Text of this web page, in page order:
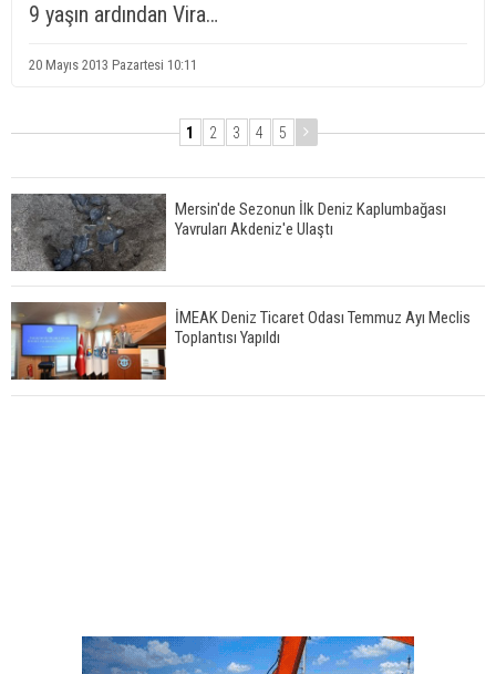
9 yaşın ardından Vira…
20 Mayıs 2013 Pazartesi 10:11
1 2 3 4 5
Mersin'de Sezonun İlk Deniz Kaplumbağası
Yavruları Akdeniz'e Ulaştı
İMEAK Deniz Ticaret Odası Temmuz Ayı Meclis
Toplantısı Yapıldı